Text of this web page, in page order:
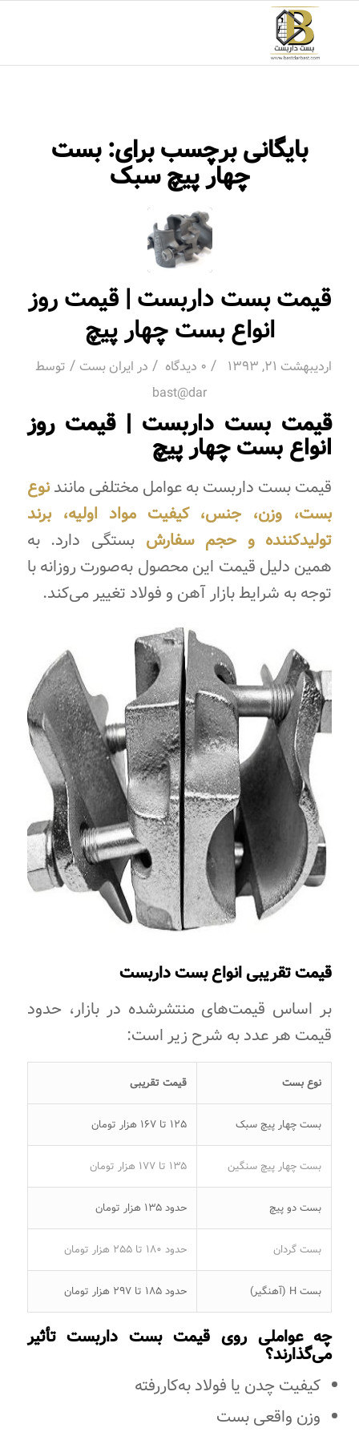
بایگانی برچسب برای:بست
چهار پیچ سبک
قیمت بست داربست | قیمت روز
انواع بست چهار پیچ
اردیبهشت 21, 1393 / 0 دیدگاه / در ایران بست / توسط
bast@dar
قیمت بست داربست | قیمت روز
انواع بست چهار پیچ
قیمت بست داربست به عوامل مختلفی مانندنوع
بست، وزن، جنس، کیفیت مواد اولیه، برند
تولیدکننده و حجم سفارش بستگی دارد. به
همین دلیل قیمت این محصول به‌صورت روزانه با
توجه به شرایط بازار آهن و فولاد تغییر می‌کند.
قیمت تقریبی انواع بست داربست
بر اساس قیمت‌های منتشرشده در بازار، حدود
قیمت هر عدد به شرح زیر است:
نوع بست قیمت تقریبی
بست چهار پیچ سبک 125 تا 167 هزار تومان
بست چهار پیچ سنگین 135 تا 177 هزار تومان
بست دو پیچ حدود 135 هزار تومان
بست گردان حدود 180 تا 255 هزار تومان
بست H (آهنگیر) حدود 185 تا 297 هزار تومان
چه عواملی روی قیمت بست داربست تأثیر
می‌گذارند؟
کیفیت چدن یا فولاد به‌کاررفته
وزن واقعی بست